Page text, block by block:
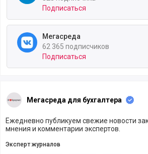
Подписаться
Мегасреда
62 365 подписчиков
Подписаться
Мегасреда для бухгалтера
Ежедневно публикуем свежие новости
мнения и комментарии экспертов.
Эксперт журналов